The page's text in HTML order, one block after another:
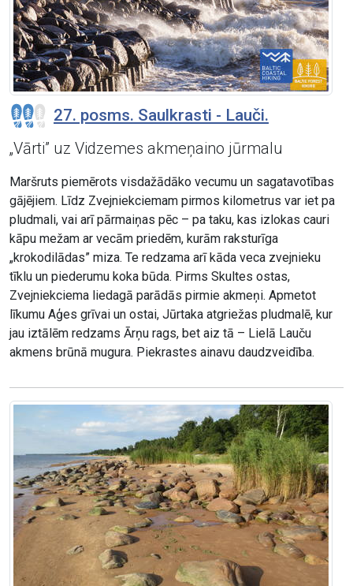
27. posms. Saulkrasti - Lauči.
„Vārti” uz Vidzemes akmeņaino jūrmalu
Maršruts piemērots visdažādāko vecumu un sagatavotības
gājējiem. Līdz Zvejniekciemam pirmos kilometrus var iet pa
pludmali, vai arī pārmaiņas pēc – pa taku, kas izlokas cauri
kāpu mežam ar vecām priedēm, kurām raksturīga
„krokodilādas” miza. Te redzama arī kāda veca zvejnieku
tīklu un piederumu koka būda. Pirms Skultes ostas,
Zvejniekciema liedagā parādās pirmie akmeņi. Apmetot
līkumu Aģes grīvai un ostai, Jūrtaka atgriežas pludmalē, kur
jau iztālēm redzams Ārņu rags, bet aiz tā – Lielā Lauču
akmens brūnā mugura. Piekrastes ainavu daudzveidība.